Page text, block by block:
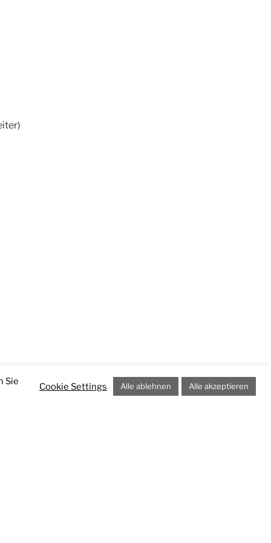
Sie Cookie Settings Alle ablehnen Alle akzeptieren